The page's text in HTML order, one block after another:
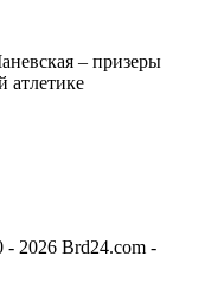
– призеры
атлетике
- 2026 Brd24.com -